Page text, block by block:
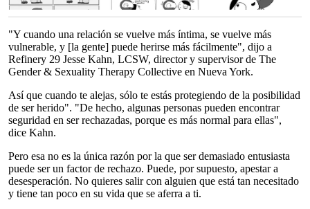
"Y cuando una relación se vuelve más íntima, se vuelve más
vulnerable, y [la gente] puede herirse más fácilmente", dijo a
Refinery 29 Jesse Kahn, LCSW, director y supervisor de The
Gender & Sexuality Therapy Collective en Nueva York.
Así que cuando te alejas, sólo te estás protegiendo de la posibilidad
de ser herido". "De hecho, algunas personas pueden encontrar
seguridad en ser rechazadas, porque es más normal para ellas",
dice Kahn.
Pero esa no es la única razón por la que ser demasiado entusiasta
puede ser un factor de rechazo. Puede, por supuesto, apestar a
desesperación. No quieres salir con alguien que está tan necesitado
y tiene tan poco en su vida que se aferra a ti.